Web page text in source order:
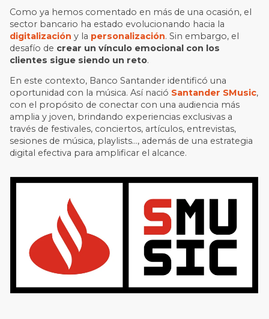
Como ya hemos comentado en más de una ocasión, el
sector bancario ha estado evolucionando hacia la
digitalización y la personalización. Sin embargo, el
desafío de crear un vínculo emocional con los
clientes sigue siendo un reto.
En este contexto, Banco Santander identificó una
oportunidad con la música. Así nació Santander SMusic,
con el propósito de conectar con una audiencia más
amplia y joven, brindando experiencias exclusivas a
través de festivales, conciertos, artículos, entrevistas,
sesiones de música, playlists…, además de una estrategia
digital efectiva para amplificar el alcance.